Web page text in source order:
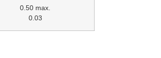
0.50 max.
0.03